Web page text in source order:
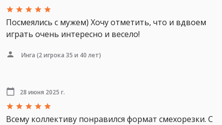
Посмеялись с мужем) Хочу отметить, что и вдвоем
играть очень интересно и весело!
Инга (2 игрока 35 и 40 лет)
28 июня 2025 г.
Всему коллективу понравился формат смехорезки. С